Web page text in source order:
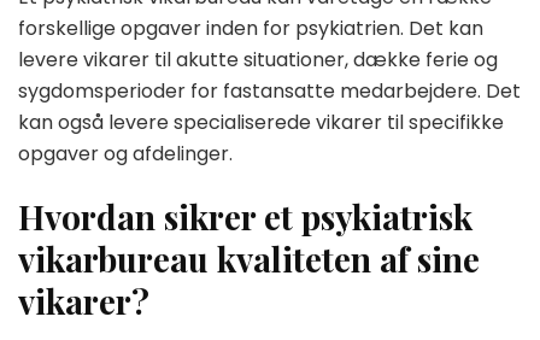
forskellige opgaver inden for psykiatrien. Det kan
levere vikarer til akutte situationer, dække ferie og
sygdomsperioder for fastansatte medarbejdere. Det
kan også levere specialiserede vikarer til specifikke
opgaver og afdelinger.
Hvordan sikrer et psykiatrisk
vikarbureau kvaliteten af sine
vikarer?